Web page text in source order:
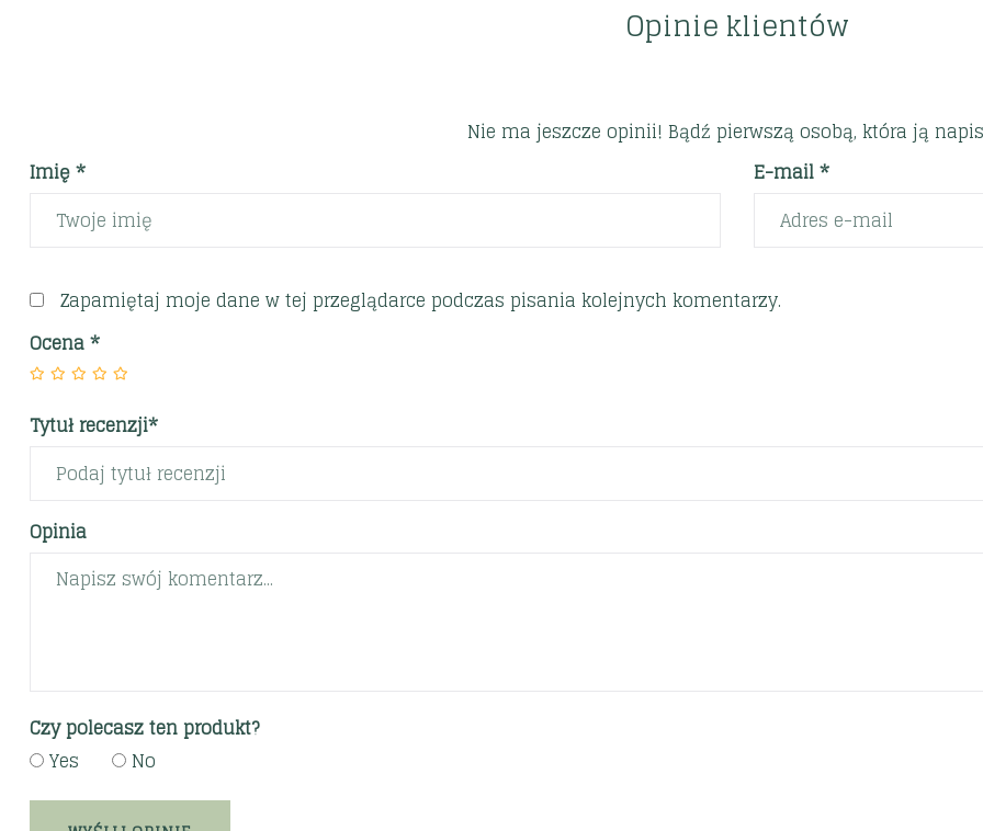
Opinie klientów
Nie ma jeszcze opinii! Bądź pierwszą osobą, która ją
Imię *
E-mail *
Zapamiętaj moje dane w tej przeglądarce podczas pisania kolejnych komentarzy.
Ocena*
Tytuł recenzji*
Opinia
Czy polecasz ten produkt?
Yes
No